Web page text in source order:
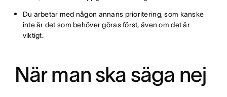
Du arbetar med någon annans prioritering, som kanske
inte är det som behöver göras först, även om det är
viktigt.
När man ska säga nej